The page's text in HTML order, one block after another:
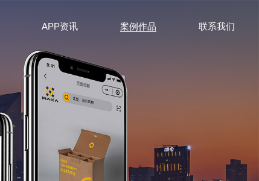
APP资讯 案例作品 联系我们